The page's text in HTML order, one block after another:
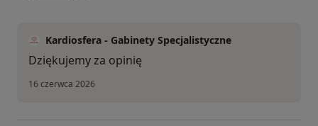
Kardiosfera - Gabinety Specjalistyczne
Dziękujemy za opinię
16 czerwca 2026